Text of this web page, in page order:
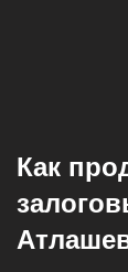
Как